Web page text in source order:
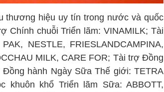
thương hiệu uy tín trong nước và quốc
Chính chuỗi Triển lãm: VINAMILK; Tài
NESTLE, FRIESLANDCAMPINA,
MILK, CARE FOR; Tài trợ Đồng
hành Ngày Sữa Thế giới: TETRA
khuôn khổ Triển lãm Sữa: ABBOTT,